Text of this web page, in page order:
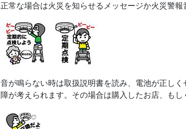
正常な場合は火災を知らせるメッセージか火災警報
音が鳴らない時は取扱説明書を読み、電池が正し
障が考えられます。その場合は購入したお店、もし